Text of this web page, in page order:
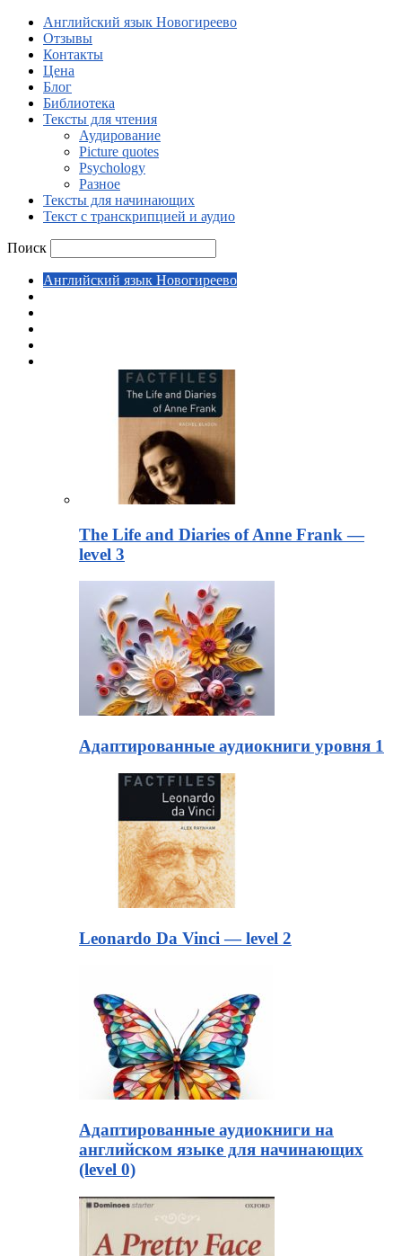
Английский язык Новогиреево
Отзывы
Контакты
Цена
Блог
Библиотека
Тексты для чтения
Аудирование
Picture quotes
Psychology
Разное
Тексты для начинающих
Текст с транскрипцией и аудио
Поиск
Английский язык Новогиреево
The Life and Diaries of Anne Frank —
level 3
Адаптированные аудиокниги уровня 1
Leonardo Da Vinci — level 2
Адаптированные аудиокниги на
английском языке для начинающих
(level 0)